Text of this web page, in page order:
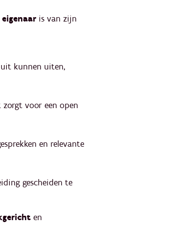
eigenaar is van zijn
kunnen uiten,
voor een open
en relevante
gescheiden te
en